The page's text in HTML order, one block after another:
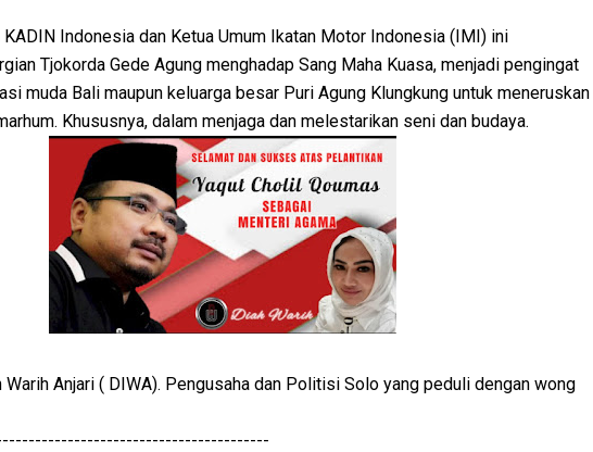
KADIN Indonesia dan Ketua Umum Ikatan Motor Indonesia (IMI) ini
Tjokorda Gede Agung menghadap Sang Maha Kuasa, menjadi pengingat
muda Bali maupun keluarga besar Puri Agung Klungkung untuk meneruskan
Khususnya, dalam menjaga dan melestarikan seni dan budaya.
Warih Anjari ( DIWA). Pengusaha dan Politisi Solo yang peduli dengan wong